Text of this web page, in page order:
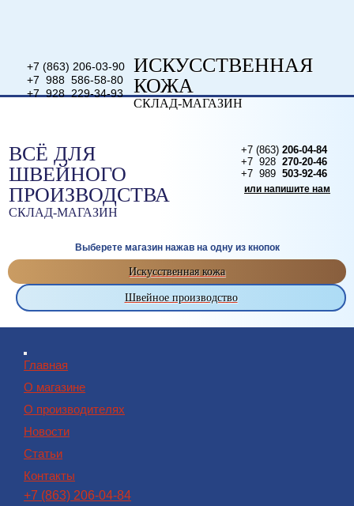
+7 (863) 206-03-90
+7 988 586-58-80
+7 928 229-34-93
ИСКУССТВЕННАЯ
КОЖА
СКЛАД-МАГАЗИН
ВСЁ ДЛЯ
ШВЕЙНОГО
ПРОИЗВОДСТВА
СКЛАД-МАГАЗИН
+7 (863) 206-04-84
+7 928 270-20-46
+7 989 503-92-46
или напишите нам
Выберете магазин нажав на одну из кнопок
Искусственная кожа
Швейное производство
Главная
О магазине
О производителях
Новости
Статьи
Контакты
+7 (863) 206-04-84